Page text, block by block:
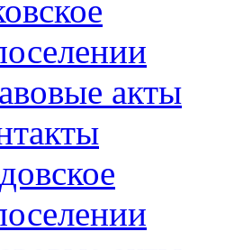
акты